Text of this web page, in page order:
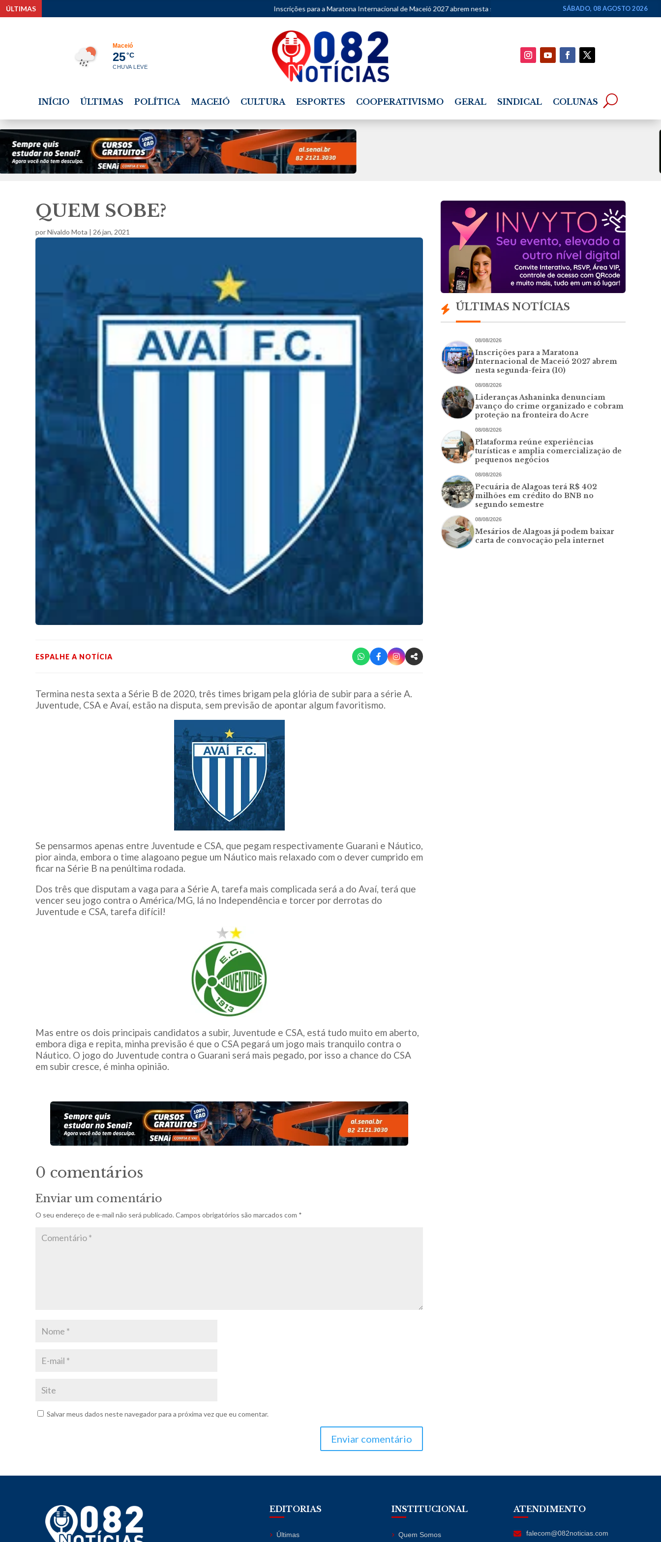
ÚLTIMAS Inscrições para a Maratona Internacional de Maceió 2027 abrem nesta segunda-feira (10) Lideranças Ashaninka denunciam avanço do
SÁBADO, 08 AGOSTO 2026
Maceió
25°C
CHUVA LEVE
INÍCIO ÚLTIMAS POLÍTICA MACEIÓ CULTURA ESPORTES COOPERATIVISMO GERAL SINDICAL COLUNAS
QUEM SOBE?
porNivaldo Mota 26 jan, 2021
ESPALHE A NOTÍCIA
Termina nesta sexta a Série B de 2020, três times brigam pela glória de subir para a série A.
Juventude, CSA e Avaí, estão na disputa, sem previsão de apontar algum favoritismo.
Se pensarmos apenas entre Juventude e CSA, que pegam respectivamente Guarani e Náutico,
pior ainda, embora o time alagoano pegue um Náutico mais relaxado com o dever cumprido em
ficar na Série B na penúltima rodada.
Dos três que disputam a vaga para a Série A, tarefa mais complicada será a do Avaí, terá que
vencer seu jogo contra o América/MG, lá no Independência e torcer por derrotas do
Juventude e CSA, tarefa difícil!
Mas entre os dois principais candidatos a subir, Juventude e CSA, está tudo muito em aberto,
embora diga e repita, minha previsão é que o CSA pegará um jogo mais tranquilo contra o
Náutico. O jogo do Juventude contra o Guarani será mais pegado, por isso a chance do CSA
em subir cresce, é minha opinião.
0 comentários
Enviar um comentário
O seu endereço de e-mail não será publicado.Campos obrigatórios são marcados com *
Salvar meus dados neste navegador para a próxima vez que eu comentar.
Enviar comentário
ÚLTIMAS NOTÍCIAS
08/08/2026
Inscrições para a Maratona
Internacional de Maceió 2027 abrem
nesta segunda-feira (10)
08/08/2026
Lideranças Ashaninka denunciam
avanço do crime organizado e cobram
proteção na fronteira do Acre
08/08/2026
Plataforma reúne experiências
turísticas e amplia comercialização de
pequenos negócios
08/08/2026
Pecuária de Alagoas terá R$ 402
milhões em crédito do BNB no
segundo semestre
08/08/2026
Mesários de Alagoas já podem baixar
carta de convocação pela internet
EDITORIAS
Últimas
INSTITUCIONAL
Quem Somos
ATENDIMENTO
falecom@082noticias.com